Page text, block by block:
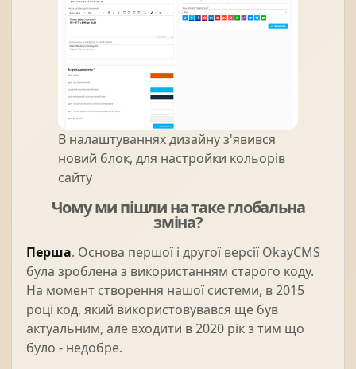
В налаштуваннях дизайну з'явився
новий блок, для настройки кольорів
сайту
Чому ми пішли на таке глобальна
зміна?
Перша. Основа першої і другої версії OkayCMS
була зроблена з використанням старого коду.
На момент створення нашої системи, в 2015
році код, який використовувався ще був
актуальним, але входити в 2020 рік з тим що
було - недобре.